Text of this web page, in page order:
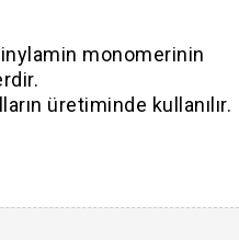
monomerinin
üretiminde kullanılır.